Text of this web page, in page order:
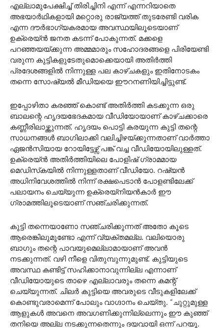
എല്ലാമുപേക്ഷിച്ച് തിരിച്ചിനി എന്ന് എന്നറിയാതെ
അഭയാര്‍ഥികളായി മറ്റൊരു രാജ്യത്ത് തുടരേണ്ടി വരിക
എന്ന ദൗര്‍ഭാഗ്യകരമായ അവസ്ഥയിലൂടെയാണ്
ഉക്രെയ്ന്‍ ജനത കടന്ന് പോകുന്നത്. മക്കളെ
പറഞ്ഞയയ്ക്കുന്ന അമ്മമാരും സഹോദരങ്ങളെ പിരിയേണ്ടി
വരുന്ന കുട്ടികളുടേതുമൊക്കെയായി അതിര്‍ത്തി
പ്രദേശങ്ങളില്‍ നിന്നുള്ള പല കാഴ്ചകളും ഇതിനോടകം
തന്നെ സോഷ്യല്‍ മീഡിയയെ ഈറനണിയിച്ചിട്ടുണ്ട്.
ഇപ്പോഴിതാ കരഞ്ഞ് കൊണ്ട് അതിര്‍ത്തി കടക്കുന്ന ഒരു
ബാലന്റെ ഹൃദയഭേദകമായ വീഡിയോയാണ് കാഴ്ചക്കാരെ
കണ്ണീരിലാഴ്ത്തുന്നത്. ഹൃദയം പൊട്ടി കരയുന്ന കുട്ടി തന്റെ
സാധനങ്ങള്‍ ബാഗിലാക്കി വലിച്ചിഴയ്ക്കുന്നതാണ് വാര്‍ത്താ
ഏജന്‍സിയായ റോയിട്ടേഴ്സ് പങ്ക് വച്ച വീഡിയോയിലുള്ളത്.
ഉക്രെയ്ന്‍ അതിര്‍ത്തിയിലെ പോളിഷ് ഗ്രാമമായ
മെഡിസ്‌കയില്‍ നിന്നുള്ളതാണ് വീഡിയോ. റഷ്യന്‍
അധിനിവേശത്തില്‍ നിന്ന് രക്ഷപെടാന്‍ പോളണ്ടിലേക്ക്
പലായനം ചെയ്യുന്ന ഉക്രെയ്നിയന്‍കാര്‍ ഈ
ഗ്രാമത്തിലൂടെയാണ് സഞ്ചരിക്കുന്നത്.
കുട്ടി തന്നെയാണോ സഞ്ചരിക്കുന്നത് അതോ കൂടെ
ആരെങ്കിലുമുണ്ടോ എന്ന് വ്യക്തമല്ല. വലിയൊരു
ബാഗും തന്റെ പാവയുമെല്ലാമായാണ് അവന്‍
നടക്കുന്നത്. വഴി നീളെ വിതുമ്പുന്നുമുണ്ട്. കുട്ടിയുടെ
അവസ്ഥ കണ്ടിട്ട് സഹിക്കാനാവുന്നില്ല എന്നാണ്
വീഡിയോയുടെ താഴെ എല്ലാവരും തന്നെ കമന്റ്
ചെയ്യുന്നത്. ചിലര്‍ കുട്ടിയെ അവരുടെ വീടുകളിലേക്ക്
കൊണ്ടുവരാമെന്ന് പോലും വാഗ്ദാനം ചെയ്തു. ”ചുറ്റുമുള്ള
ആളുകള്‍ അവനെ അവഗണിക്കുന്നില്ലെന്നും ഈ കുഞ്ഞ്
തനിയെ അല്ല നടക്കുന്നതെന്നും ദയവായി ഒന്ന് പറയൂ.